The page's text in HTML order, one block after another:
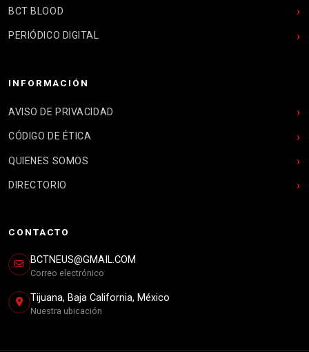
BCT BLOOD
PERIÓDICO DIGITAL
INFORMACIÓN
AVISO DE PRIVACIDAD
CÓDIGO DE ÉTICA
QUIENES SOMOS
DIRECTORIO
CONTACTO
BCTNEUS@GMAIL.COM
Correo electrónico
Tijuana, Baja California, México
Nuestra ubicación